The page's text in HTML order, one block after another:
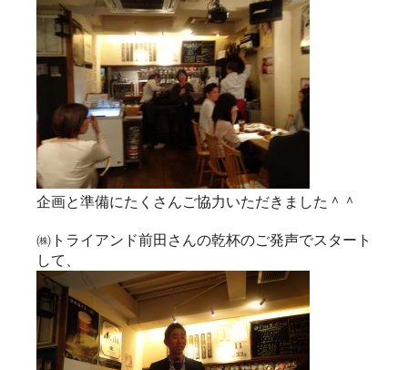
企画と準備にたくさんご協力いただきました＾＾
㈱トライアンド前田さんの乾杯のご発声でスタート
して、